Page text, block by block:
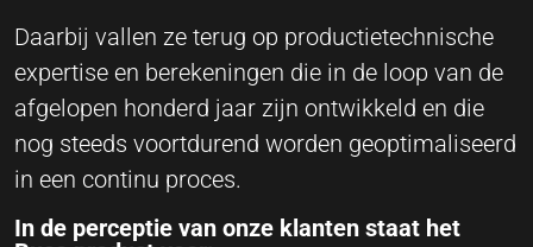
Daarbij vallen ze terug op productietechnische
expertise en berekeningen die in de loop van de
afgelopen honderd jaar zijn ontwikkeld en die
nog steeds voortdurend worden geoptimaliseerd
in een continu proces.
In de perceptie van onze klanten staat het